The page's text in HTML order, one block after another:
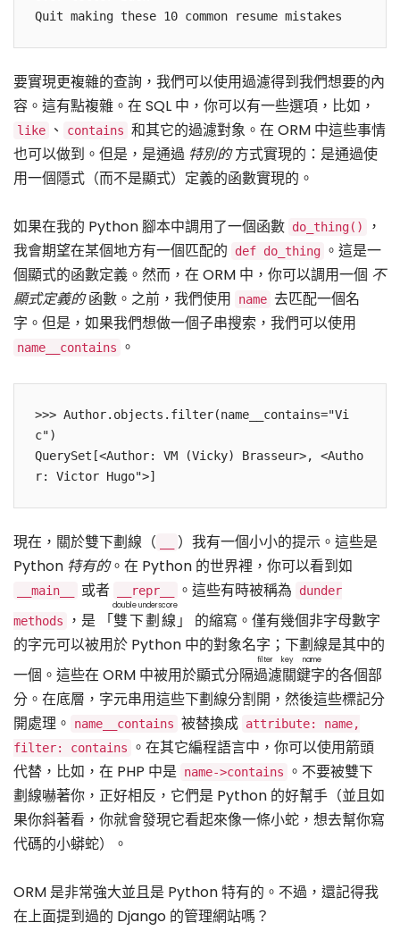
要實現更複雜的查詢，我們可以使用過濾得到我們想要的內
容。這有點複雜。在 SQL 中，你可以有一些選項，比如，
like 、 contains 和其它的過濾對象。在 ORM 中這些事情
也可以做到。但是，是通過 特別的方式實現的：是通過使
用一個隱式（而不是顯式）定義的函數實現的。
如果在我的 Python 腳本中調用了一個函數 do_thing()
，
我會期望在某個地方有一個匹配的
def do_thing 。這是一
個顯式的函數定義。然而，在 ORM 中，你可以調用一個 不
顯式定義的函數。之前，我們使用 name 去匹配一個名
字。但是，如果我們想做一個子串搜索，我們可以使用
name__contains 。
>>> Author.objects.filter(name__contains="Vi
c")
QuerySet[<Author: VM (Vicky) Brasseur>, <Autho
現在，關於雙下劃線（
）我有一個小小的提示。這些是
Python 特有的。在 Python 的世界裡，你可以看到如
__main__ 或者 __repr__ 。這些有時被稱為 dunder
methods ，是 「雙下劃線
double underscore
」 的縮寫。僅有幾個非字母數字
的字元可以被用於 Python 中的對象名字；下劃線是其中的
一個。這些在 ORM 中被用於顯式分隔過濾關鍵字
filter key name
的各個部
分。在底層，字元串用這些下劃線分割開，然後這些標記分
開處理。
name__contains 被替換成 attribute: name,
filter: contains
。在其它編程語言中，你可以使用箭頭
代替，比如，在 PHP 中是 name->contains
。不要被雙下
劃線嚇著你，正好相反，它們是 Python 的好幫手（並且如
果你斜著看，你就會發現它看起來像一條小蛇，想去幫你寫
代碼的小蟒蛇）。
ORM 是非常強大並且是 Python 特有的。不過，還記得我
在上面提到過的 Django 的管理網站嗎？